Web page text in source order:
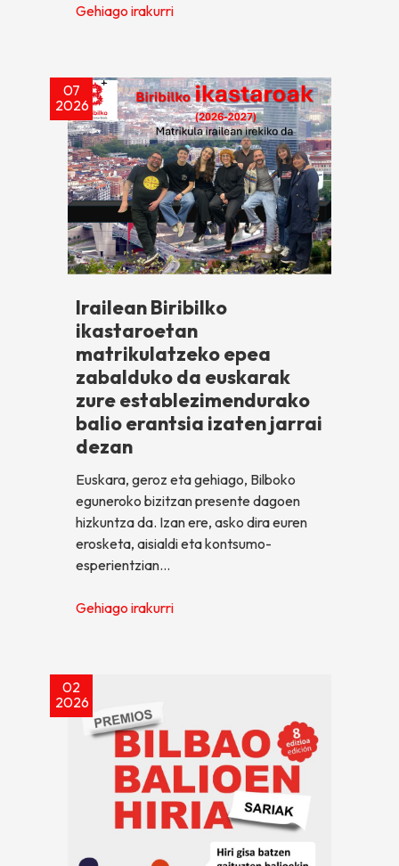
Gehiago irakurri
07
2026
Irailean Biribilko
ikastaroetan
matrikulatzeko epea
zabalduko da euskarak
zure establezimendurako
balio erantsia izaten jarrai
dezan
Euskara, geroz eta gehiago, Bilboko
eguneroko bizitzan presente dagoen
hizkuntza da. Izan ere, asko dira euren
erosketa, aisialdi eta kontsumo-
esperientzian…
Gehiago irakurri
02
2026